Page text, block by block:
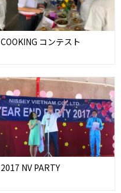
COOKING コンテスト
2017 NV PARTY